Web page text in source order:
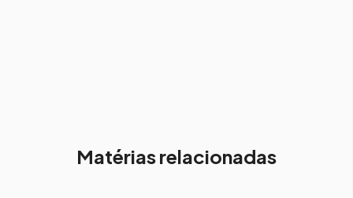
Matérias relacionadas